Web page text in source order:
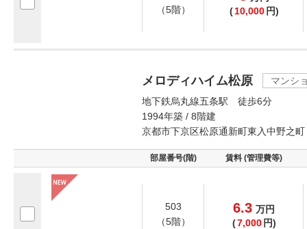
（5階）
( 10,000 円)
メロディハイム松原
マンシ
地下鉄烏丸線五条駅 徒歩6分
1994年築 / 8階建
京都市下京区松原通新町東入中野之町
部屋番号(階) 賃料 (管理費等)
503
（5階）
6.3 万円
(7,000 円)